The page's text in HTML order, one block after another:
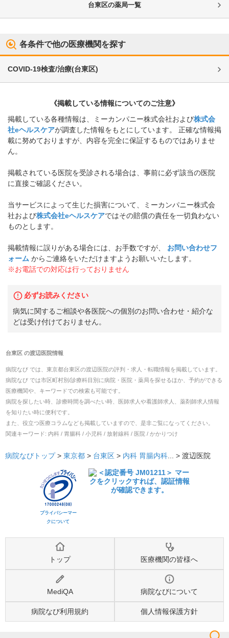
台東区の薬局一覧
各条件で他の医療機関を探す
COVID-19検査/治療(台東区)
《掲載している情報についてのご注意》
掲載している各種情報は、ミーカンパニー株式会社および株式会
社eヘルスケアが調査した情報をもとにしています。 正確な情報掲
載に努めておりますが、内容を完全に保証するものではありませ
ん。
掲載されている医院を受診される場合は、事前に必ず該当の医院
に直接ご確認ください。
当サービスによって生じた損害について、ミーカンパニー株式会
社および株式会社eヘルスケアではその賠償の責任を一切負わない
ものとします。
掲載情報に誤りがある場合には、お手数ですが、
お問い合わせフ
ォーム からご連絡をいただけますようお願いいたします。
※お電話での対応は行っておりません
必ずお読みください
病気に関するご相談や各医院への個別のお問い合わせ・紹介な
どは受け付けておりません。
台東区の渡辺医院情報
病院なび では、 東京都台東区の渡辺医院の評判・求人・転職情報を掲載しています。
病院なび では市区町村別/診療科目別に病院・医院・薬局を探せるほか、予約ができる
医療機関や、キーワードでの検索も可能です。
病院を探したい時、診療時間を調べたい時、医師求人や看護師求人、薬剤師求人情報
を知りたい時に便利です。
また、役立つ医療コラムなども掲載していますので、是非ご覧になってください。
関連キーワード: 内科 / 胃腸科 / 小児科 / 放射線科 / 医院 / かかりつけ
病院なびトップ > 東京都 > 台東区 > 内科 胃腸内科 ... > 渡辺医院
プライバシーマー
クについて
トップ 医療機関の皆様へ
MediQA 病院なびについて
病院なび利用規約 個人情報保護方針